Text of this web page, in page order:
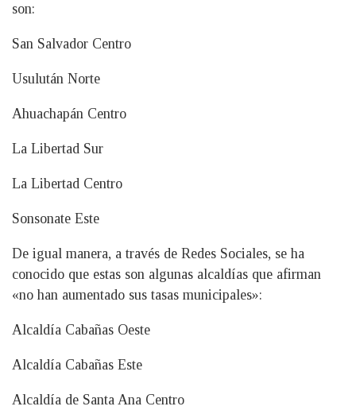
son:
San Salvador Centro
Usulután Norte
Ahuachapán Centro
La Libertad Sur
La Libertad Centro
Sonsonate Este
De igual manera, a través de Redes Sociales, se ha
conocido que estas son algunas alcaldías que afirman
«no han aumentado sus tasas municipales»:
Alcaldía Cabañas Oeste
Alcaldía Cabañas Este
Alcaldía de Santa Ana Centro